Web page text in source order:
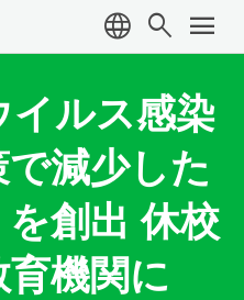
language search menu
イルス感染
減少した
を創出 休校
機関に